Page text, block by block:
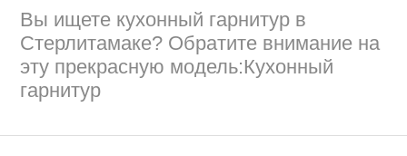
Вы ищете кухонный гарнитур в
Стерлитамаке? Обратите внимание на
эту прекрасную модель:Кухонный
гарнитур